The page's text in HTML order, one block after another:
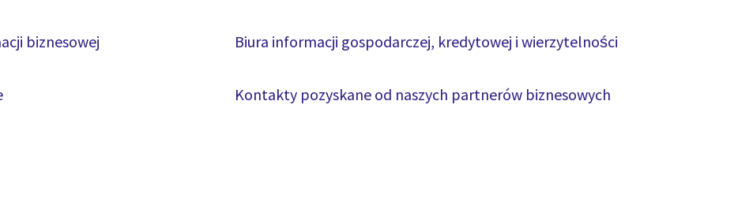
biznesowej Biura informacji gospodarczej, kredytowej i wierzytelności
Kontakty pozyskane od naszych partnerów biznesowych